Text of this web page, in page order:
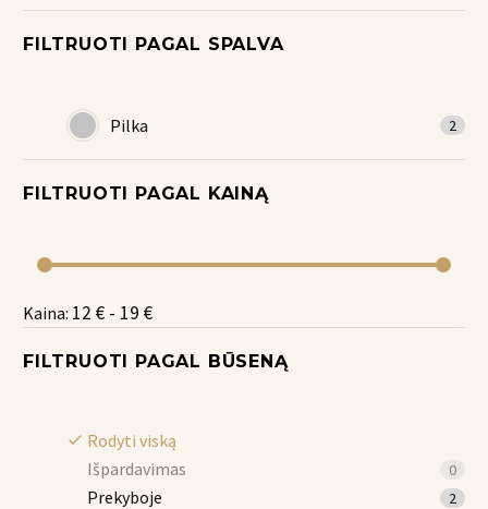
FILTRUOTI PAGAL SPALVA
Pilka 2
FILTRUOTI PAGAL KAINĄ
Kaina: 12 € - 19 €
FILTRUOTI PAGAL BŪSENĄ
Rodyti viską
Išpardavimas
0
Prekyboje 2